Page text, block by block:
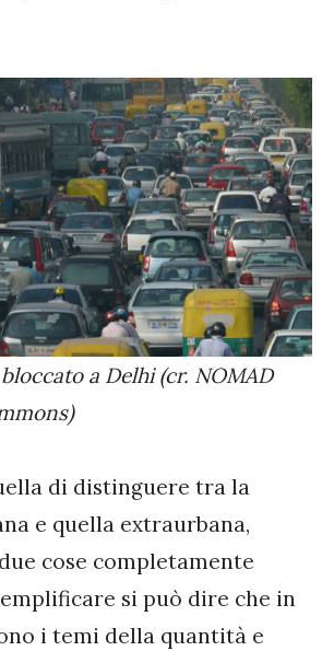
a Delhi (cr. NOMAD
di distinguere tra la
e quella extraurbana,
cose completamente
si può dire che in
i temi della quantità e